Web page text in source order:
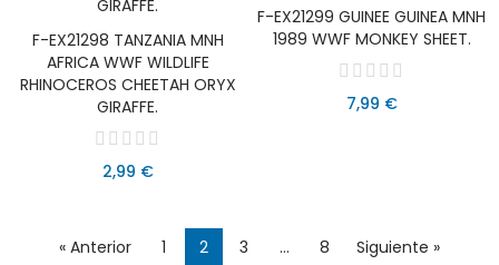
AÑADIR AL CARRITO
F-EX21298 TANZANIA MNH
AFRICA WWF WILDLIFE
RHINOCEROS CHEETAH ORYX
GIRAFFE.
2,99 €
AÑADIR AL CARRITO
F-EX21299 GUINEE GUINEA MNH
1989 WWF MONKEY SHEET.
7,99 €
« Anterior 1 2 3 … 8 Siguiente »